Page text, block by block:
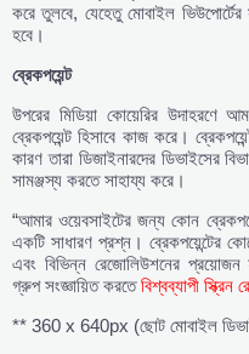
করে তুলবে, যেহেতু মোবাইল
হবে।
ব্রেকপয়েন্ট
উপরের মিডিয়া কোয়েরির উদাহরণে
ব্রেকপয়েন্ট হিসাবে কাজ করে।
কারণ তারা ডিজাইনারদের ডিভাইসের
সামঞ্জস্য করতে সাহায্য করে।
“আমার ওয়েবসাইটের জন্য কোন
একটি সাধারণ প্রশ্ন। ব্রেকপয়েন্টের
এবং বিভিন্ন রেজোলিউশনের প্রয়োজন
গ্রুপ সংজ্ঞায়িত করতেবিশ্বব্যাপী
** 360 x 640px (ছোট মোবাইল